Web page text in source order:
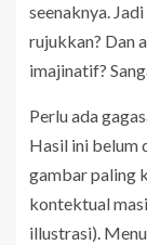
seenaknya.
rujukkan? Dan
imajinatif?
Perlu ada
Hasil ini belum
gambar paling
kontektual
illustrasi).